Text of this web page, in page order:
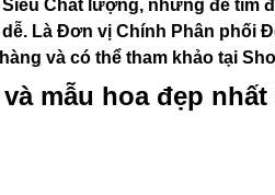
Siêu Chất lượng, nhưng để
dễ. Là Đơn vị Chính Phân phối
và có thể tham khảo tại
mẫu hoa đẹp